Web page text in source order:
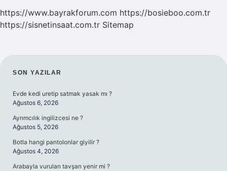
https://www.bayrakforum.com https://bosieboo.com.tr
https://sisnetinsaat.com.tr Sitemap
SIDEBAR
SON YAZILAR
Evde kedi uretip satmak yasak mı ?
Ağustos 6, 2026
Ayrımcılık ingilizcesi ne ?
Ağustos 5, 2026
Botla hangi pantolonlar giyilir ?
Ağustos 4, 2026
Arabayla vurulan tavşan yenir mi ?